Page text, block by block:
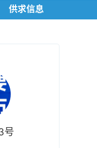
供求信息
号